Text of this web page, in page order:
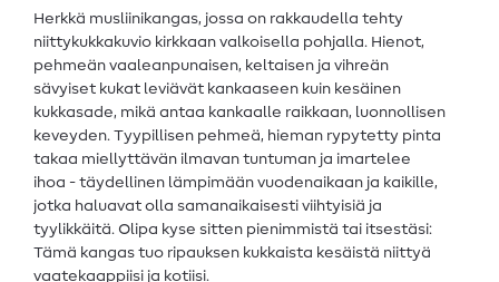
Herkkä musliinikangas, jossa on rakkaudella tehty
niittykukkakuvio kirkkaan valkoisella pohjalla. Hienot,
pehmeän vaaleanpunaisen, keltaisen ja vihreän
sävyiset kukat leviävät kankaaseen kuin kesäinen
kukkasade, mikä antaa kankaalle raikkaan, luonnollisen
keveyden. Tyypillisen pehmeä, hieman rypytetty pinta
takaa miellyttävän ilmavan tuntuman ja imartelee
ihoa - täydellinen lämpimään vuodenaikaan ja kaikille,
jotka haluavat olla samanaikaisesti viihtyisiä ja
tyylikkäitä. Olipa kyse sitten pienimmistä tai itsestäsi:
Tämä kangas tuo ripauksen kukkaista kesäistä niittyä
vaatekaappiisi ja kotiisi.